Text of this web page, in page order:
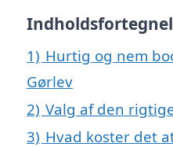
1) Hurtig og nem
Gørlev
2) Valg af den
3) Hvad koster det